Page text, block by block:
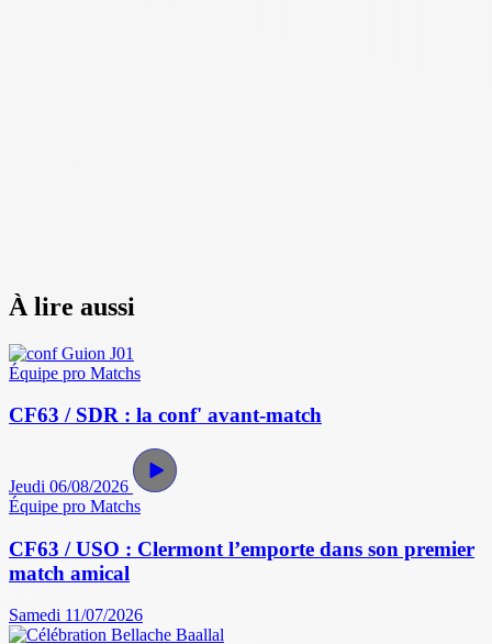
À lire aussi
Équipe pro Matchs
CF63 / SDR : la conf' avant-match
Jeudi 06/08/2026
Équipe pro Matchs
CF63 / USO : Clermont l’emporte dans son premier
match amical
Samedi 11/07/2026